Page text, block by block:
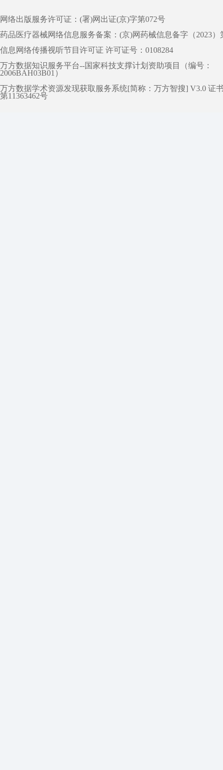
网络出版服务许可证：(署)网出证(京)字第072号
药品医疗器械网络信息服务备案：(京)网药械信息备字（2023）
信息网络传播视听节目许可证 许可证号：0108284
万方数据知识服务平台--国家科技支撑计划资助项目（编号：
2006BAH03B01）
万方数据学术资源发现获取服务系统[简称：万方智搜] V3.0 证
第11363462号